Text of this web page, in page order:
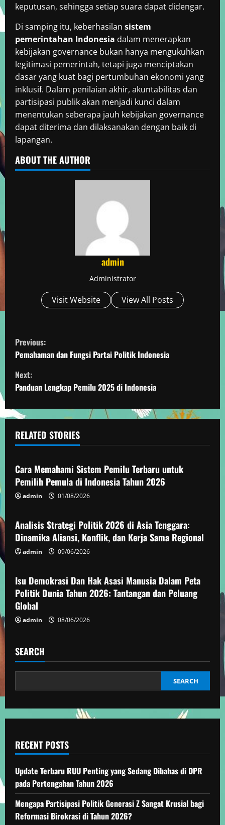
keputusan, sehingga setiap suara dapat didengar.
Di samping itu, keberhasilan sistem
pemerintahan Indonesia dalam menerapkan
kebijakan governance bukan hanya mengukuhkan
legitimasi pemerintah, tetapi juga menciptakan
dasar yang kuat bagi pertumbuhan ekonomi yang
inklusif. Dalam penilaian akhir, akuntabilitas dan
partisipasi publik akan menjadi kunci dalam
menentukan seberapa jauh kebijakan governance
dapat diterima dan dilaksanakan dengan baik di
lapangan.
ABOUT THE AUTHOR
admin
Administrator
Visit Website View All Posts
C
o
n
i
n
u
e
e
a
i
n
Previous:
Pemahaman dan Fungsi Partai Politik Indonesia
Next:
Panduan Lengkap Pemilu 2025 di Indonesia
RELATED STORIES
Politik
Cara Memahami Sistem Pemilu Terbaru untuk
Pemilih Pemula di Indonesia Tahun 2026
admin 01/08/2026
Politik
Analisis Strategi Politik 2026 di Asia Tenggara:
Dinamika Aliansi, Konflik, dan Kerja Sama Regional
admin 09/06/2026
Politik
Isu Demokrasi Dan Hak Asasi Manusia Dalam Peta
Politik Dunia Tahun 2026: Tantangan dan Peluang
Global
admin 08/06/2026
SEARCH
SEARCH
RECENT POSTS
Update Terbaru RUU Penting yang Sedang Dibahas di DPR
pada Pertengahan Tahun 2026
Mengapa Partisipasi Politik Generasi Z Sangat Krusial bagi
Reformasi Birokrasi di Tahun 2026?